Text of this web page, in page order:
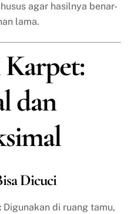
agar hasilnya benar-
lama.
Karpet:
dan
Dicuci
Digunakan di ruang tamu,